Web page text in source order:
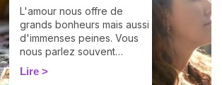
L'amour nous offre de
grands bonheurs mais aussi
d'immenses peines. Vous
nous parlez souvent
d'amour dans vos
messages, vous nous
Lire